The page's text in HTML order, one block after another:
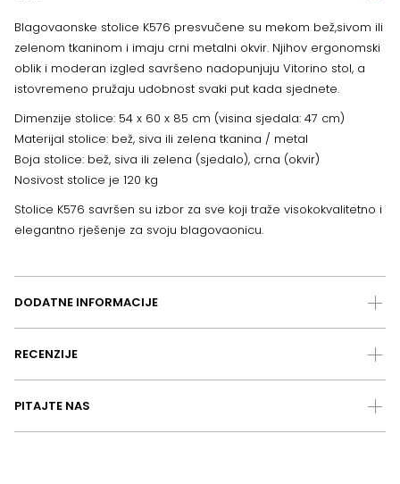
Blagovaonske stolice K576 presvučene su mekom bež,sivom ili
zelenom tkaninom i imaju crni metalni okvir. Njihov ergonomski
oblik i moderan izgled savršeno nadopunjuju Vitorino stol, a
istovremeno pružaju udobnost svaki put kada sjednete.
Dimenzije stolice: 54 x 60 x 85 cm (visina sjedala: 47 cm)
Materijal stolice: bež, siva ili zelena tkanina / metal
Boja stolice: bež, siva ili zelena (sjedalo), crna (okvir)
Nosivost stolice je 120 kg
Stolice K576 savršen su izbor za sve koji traže visokokvalitetno i
elegantno rješenje za svoju blagovaonicu.
DODATNE INFORMACIJE
RECENZIJE
PITAJTE NAS